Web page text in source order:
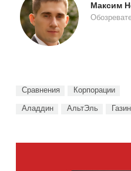
Максим
Сравнения Корпорации
Аладдин АльтЭль